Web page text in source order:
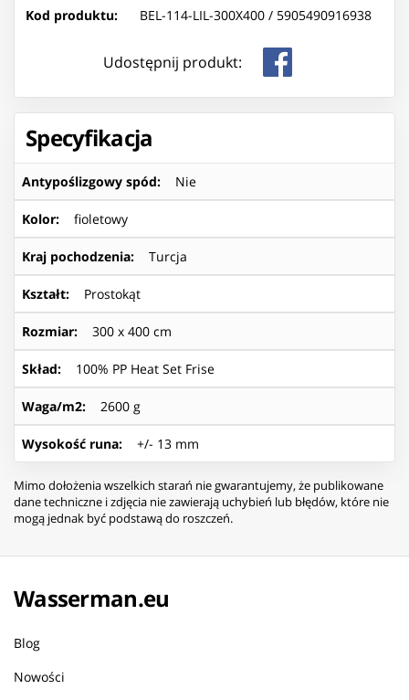
Kod produktu:
BEL-114-LIL-300X400 / 5905490916938
Udostępnij produkt:
Specyfikacja
Antypoślizgowy spód: Nie
Kolor: fioletowy
Kraj pochodzenia: Turcja
Kształt: Prostokąt
Rozmiar: 300 x 400 cm
Skład: 100% PP Heat Set Frise
Waga/m2: 2600 g
Wysokość runa: +/- 13 mm
Mimo dołożenia wszelkich starań nie gwarantujemy, że publikowane
dane techniczne i zdjęcia nie zawierają uchybień lub błędów, które nie
mogą jednak być podstawą do roszczeń.
Wasserman.eu
Blog
Nowości